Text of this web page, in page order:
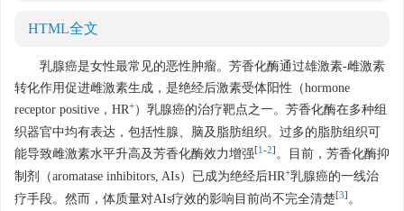
HTML全文
乳腺癌是女性最常见的恶性肿瘤。芳香化酶通过雄激素-雌激素
转化作用促进雌激素生成，是绝经后激素受体阳性（hormone
receptor positive，HR+）乳腺癌的治疗靶点之一。芳香化酶在多种组
织器官中均有表达，包括性腺、脑及脂肪组织。过多的脂肪组织可
能导致雌激素水平升高及芳香化酶效力增强[1-2] 。目前，芳香化酶抑
制剂（aromatase inhibitors, AIs）已成为绝经后HR+乳腺癌的一线治
疗手段。然而，体质量对AIs疗效的影响目前尚不完全清楚[3] 。